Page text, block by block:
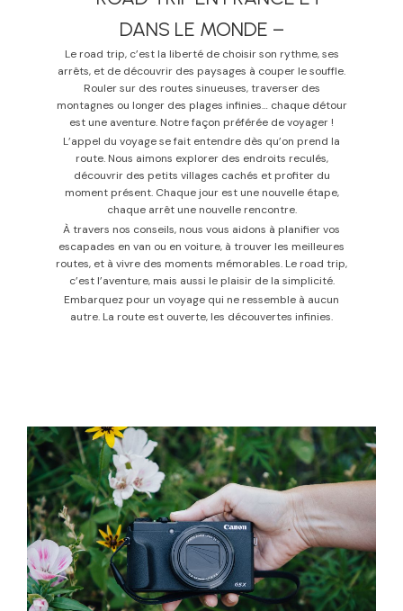
DANS LE MONDE –
Le road trip, c’est la liberté de choisir son rythme, ses
arrêts, et de découvrir des paysages à couper le souffle.
Rouler sur des routes sinueuses, traverser des
montagnes ou longer des plages infinies… chaque détour
est une aventure. Notre façon préférée de voyager !
L’appel du voyage se fait entendre dès qu’on prend la
route. Nous aimons explorer des endroits reculés,
découvrir des petits villages cachés et profiter du
moment présent. Chaque jour est une nouvelle étape,
chaque arrêt une nouvelle rencontre.
À travers nos conseils, nous vous aidons à planifier vos
escapades en van ou en voiture, à trouver les meilleures
routes, et à vivre des moments mémorables. Le road trip,
c’est l’aventure, mais aussi le plaisir de la simplicité.
Embarquez pour un voyage qui ne ressemble à aucun
autre. La route est ouverte, les découvertes infinies.